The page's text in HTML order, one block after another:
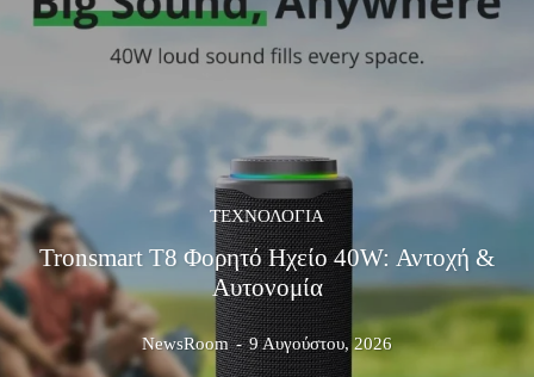
ΤΕΧΝΟΛΟΓΊΑ
Tronsmart T8 Φορητό Ηχείο 40W: Αντοχή &
Αυτονομία
NewsRoom - 9 Αυγούστου, 2026